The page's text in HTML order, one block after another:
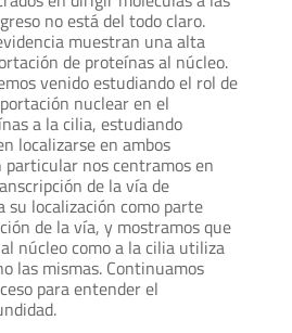
no está del todo claro.
muestran una alta
de proteínas al núcleo.
venido estudiando el rol de
nuclear en el
a la cilia, estudiando
localizarse en ambos
nos centramos en
de la vía de
su localización como parte
de la vía, y mostramos que
núcleo como a la cilia utiliza
las mismas. Continuamos
para entender el